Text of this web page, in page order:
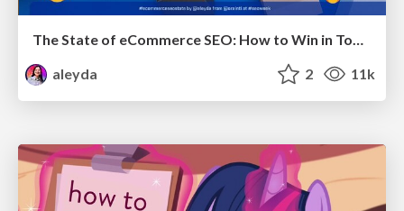
The State of eCommerce SEO: How to Win in Today's Products SERPs - #SEOweek
aleyda
2 11k